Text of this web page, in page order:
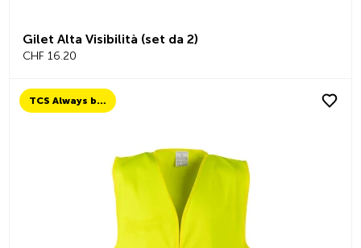
Gilet Alta Visibilità (set da 2)
CHF 16.20
TCS Always by my side